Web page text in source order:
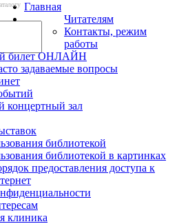
Главная
Читателям
Контакты, режим
работы
билет ОНЛАЙН
задаваемые вопросы
концертный зал
библиотекой
библиотекой в картинках
предоставления доступа к
клиника